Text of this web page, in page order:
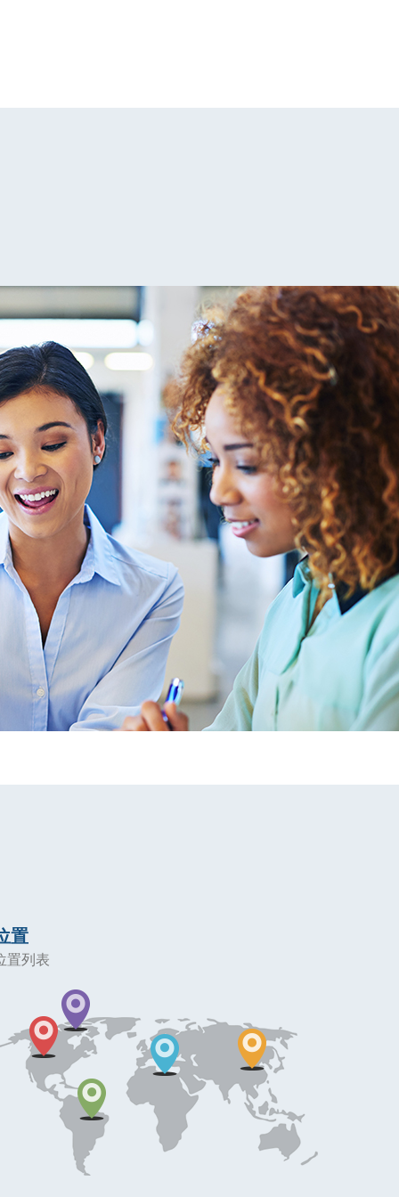
置
置列表